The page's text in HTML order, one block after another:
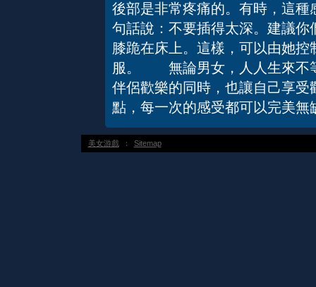
後部是非常疼痛的。有時，這
句話說：不要插得太深。建議
膝跪在床上。這樣，可以由她
服。 無論男女，人人生來不
伴侶歡樂的同時，也讓自己享
點，每一次的感受都可以完美無
美女游戲 ： Sitemap